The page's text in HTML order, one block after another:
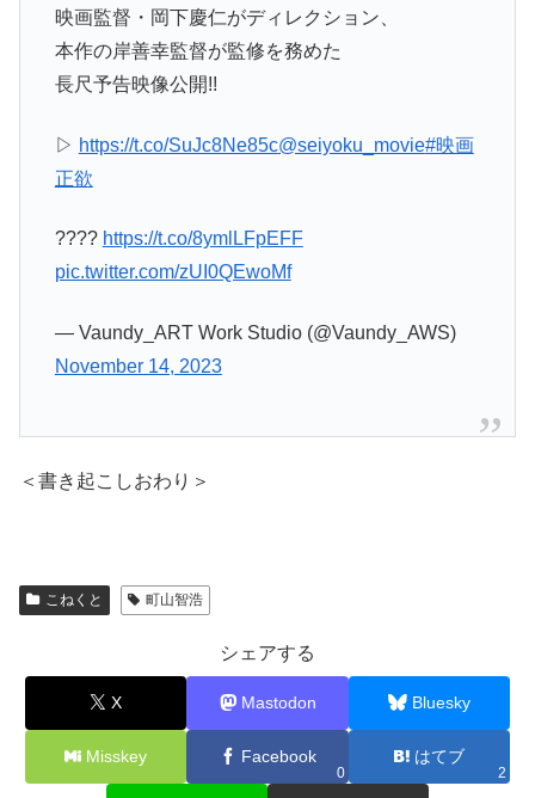
映画監督・岡下慶仁がディレクション、
本作の岸善幸監督が監修を務めた
長尺予告映像公開!!
▷ https://t.co/SuJc8Ne85c@seiyoku_movie#映画
正欲
???? https://t.co/8ymlLFpEFF
pic.twitter.com/zUI0QEwoMf
— Vaundy_ART Work Studio (@Vaundy_AWS)
November 14, 2023
＜書き起こしおわり＞
こねくと 町山智浩
シェアする
X Mastodon Bluesky
Misskey Facebook
0
はてブ
2